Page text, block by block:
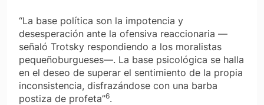
“La base política son la impotencia y
desesperación ante la ofensiva reaccionaria —
señaló Trotsky respondiendo a los moralistas
pequeñoburgueses—. La base psicológica se halla
en el deseo de superar el sentimiento de la propia
inconsistencia, disfrazándose con una barba
postiza de profeta”6.